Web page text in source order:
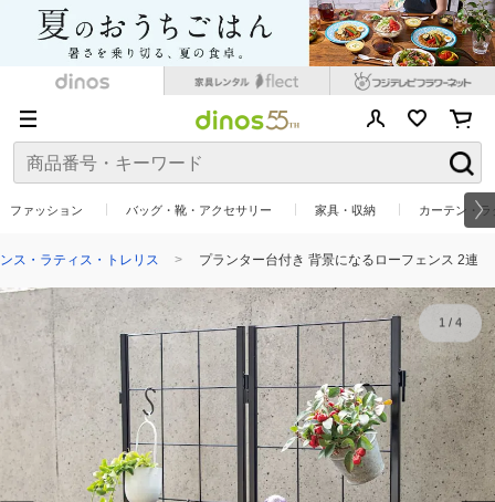
ファッション バッグ・靴・アクセサリー 家具・収納 カーテン・
ス・ラティス・トレリス プランター台付き 背景になるローフェンス 2連
1/ 4